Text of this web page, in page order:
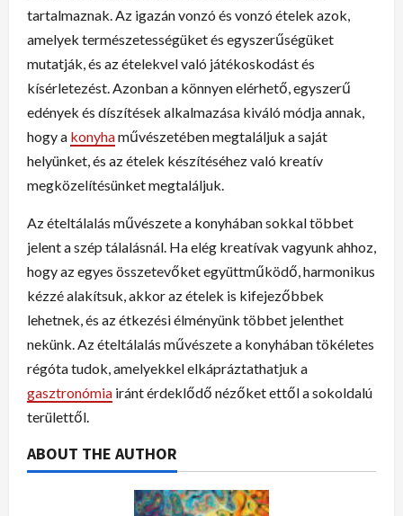
tartalmaznak. Az igazán vonzó és vonzó ételek azok,
amelyek természetességüket és egyszerűségüket
mutatják, és az ételekvel való játékoskodást és
kísérletezést. Azonban a könnyen elérhető, egyszerű
edények és díszítések alkalmazása kiváló módja annak,
hogy a konyhaművészetében megtaláljuk a saját
helyünket, és az ételek készítéséhez való kreatív
megközelítésünket megtaláljuk.
Az ételtálalás művészete a konyhában sokkal többet
jelent a szép tálalásnál. Ha elég kreatívak vagyunk ahhoz,
hogy az egyes összetevőket együttműködő, harmonikus
kézzé alakítsuk, akkor az ételek is kifejezőbbek
lehetnek, és az étkezési élményünk többet jelenthet
nekünk. Az ételtálalás művészete a konyhában tökéletes
régóta tudok, amelyekkel elkápráztathatjuk a
gasztronómia iránt érdeklődő nézőket ettől a sokoldalú
területtől.
ABOUT THE AUTHOR